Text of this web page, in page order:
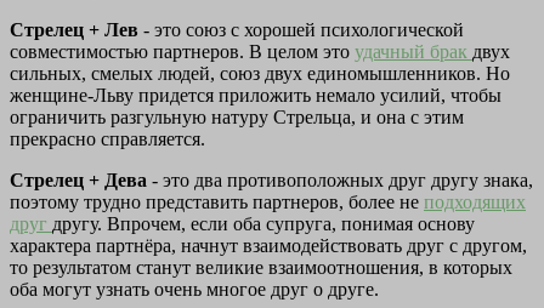
Стрелец + Лев - это союз с хорошей психологической
совместимостью партнеров. В целом это удачный брак двух
сильных, смелых людей, союз двух единомышленников. Но
женщине-Льву придется приложить немало усилий, чтобы
ограничить разгульную натуру Стрельца, и она с этим
прекрасно справляется.
Стрелец + Дева - это два противоположных друг другу знака,
поэтому трудно представить партнеров, более не подходящих
друг другу. Впрочем, если оба супруга, понимая основу
характера партнёра, начнут взаимодействовать друг с другом,
то результатом станут великие взаимоотношения, в которых
оба могут узнать очень многое друг о друге.